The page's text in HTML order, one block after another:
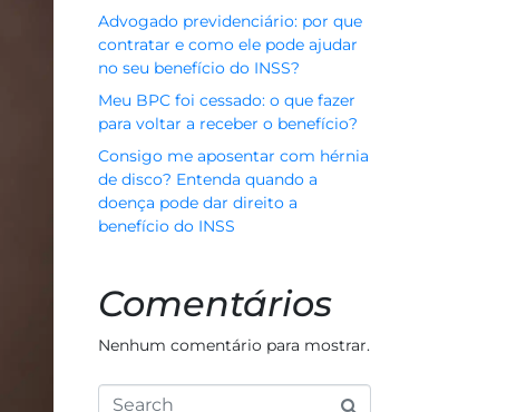
Advogado previdenciário: por que
contratar e como ele pode ajudar
no seu benefício do INSS?
Meu BPC foi cessado: o que fazer
para voltar a receber o benefício?
Consigo me aposentar com hérnia
de disco? Entenda quando a
doença pode dar direito a
benefício do INSS
Comentários
Nenhum comentário para mostrar.